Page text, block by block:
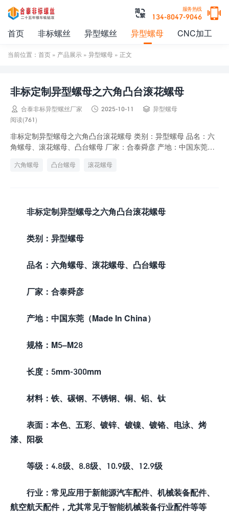
服务热线
134-8047-9046 

首页 非标螺丝 异型螺丝 异型螺母 CNC加工
当前位置： 首页 » 产品展示 » 异型螺母 » 正文
非标定制异型螺母之六角凸台滚花螺母
 合泰非标异型螺丝厂家  2025-10-11  异型螺母
阅读(761)
非标定制异型螺母之六角凸台滚花螺母 类别：异型螺母 品名：六
角螺母、滚花螺母、凸台螺母 厂家：合泰舜彦 产地：中国东莞
六角螺母 凸台螺母 滚花螺母
非标定制异型螺母之六角凸台滚花螺母
类别：异型螺母
品名：六角螺母、滚花螺母、凸台螺母
厂家：合泰舜彦
产地：中国东莞（Made In China）
规格： M5–M28
长度：5mm-300mm
材料：铁、碳钢、不锈钢、铜、铝、钛
表面：本色、五彩、镀锌、镀镍、镀铬、电泳、烤
漆、阳极
等级：4.8级、8.8级、10.9级、12.9级
行业：常见应用于新能源汽车配件、机械装备配件、
航空航天配件，尤其常见于智能机械装备行业配件等等